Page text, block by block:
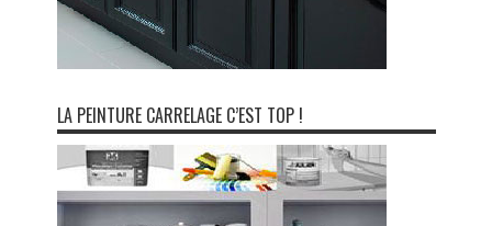
LA PEINTURE CARRELAGE C’EST TOP !